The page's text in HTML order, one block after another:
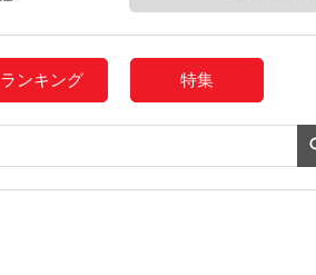
ランキング 特集